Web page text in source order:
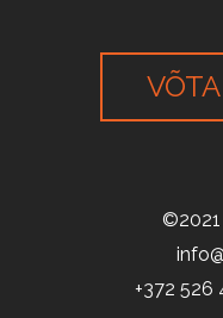
©2021
+372 526